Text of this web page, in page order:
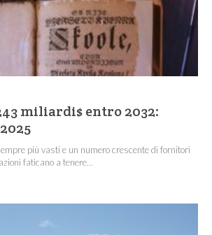
miliardi$ entro 2032:
più vasti e un numero crescente di fornitori
faticano a tenere...